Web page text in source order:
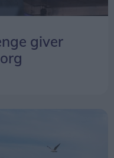
giver